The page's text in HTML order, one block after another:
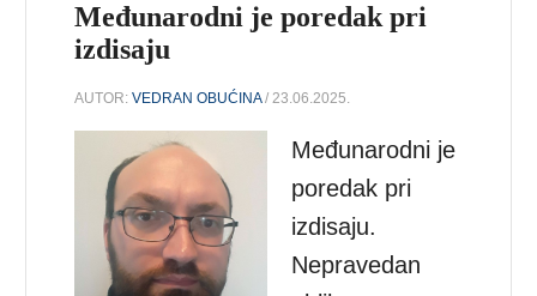
Međunarodni je poredak pri
izdisaju
AUTOR:VEDRAN OBUĆINA/ 23.06.2025.
Međunarodni je
poredak pri
izdisaju.
Nepravedan